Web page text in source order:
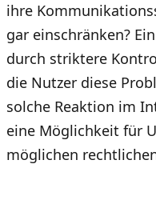
ihre
gar einschränken?
durch striktere
die Nutzer diese
solche Reaktion im
eine Möglichkeit für
möglichen